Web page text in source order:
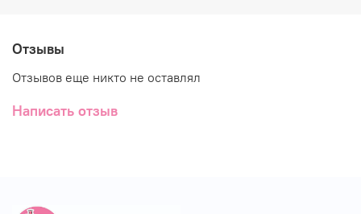
Отзывы
Отзывов еще никто не оставлял
Написать отзыв